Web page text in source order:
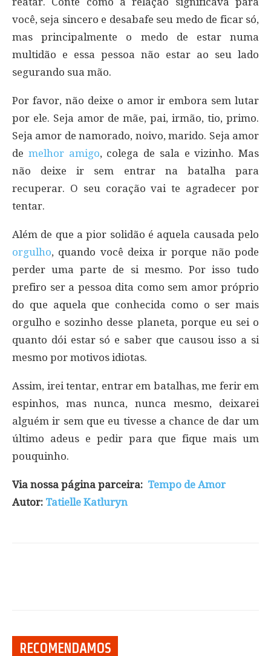
você, seja sincero e desabafe seu medo de ficar só,
mas principalmente o medo de estar numa
multidão e essa pessoa não estar ao seu lado
segurando sua mão.
Por favor, não deixe o amor ir embora sem lutar
por ele. Seja amor de mãe, pai, irmão, tio, primo.
Seja amor de namorado, noivo, marido. Seja amor
de melhor amigo, colega de sala e vizinho. Mas
não deixe ir sem entrar na batalha para
recuperar. O seu coração vai te agradecer por
tentar.
Além de que a pior solidão é aquela causada pelo
orgulho, quando você deixa ir porque não pode
perder uma parte de si mesmo. Por isso tudo
prefiro ser a pessoa dita como sem amor próprio
do que aquela que conhecida como o ser mais
orgulho e sozinho desse planeta, porque eu sei o
quanto dói estar só e saber que causou isso a si
mesmo por motivos idiotas.
Assim, irei tentar, entrar em batalhas, me ferir em
espinhos, mas nunca, nunca mesmo, deixarei
alguém ir sem que eu tivesse a chance de dar um
último adeus e pedir para que fique mais um
pouquinho.
Via nossa página parceira: Tempo de Amor
Autor: Tatielle Katluryn
RECOMENDAMOS